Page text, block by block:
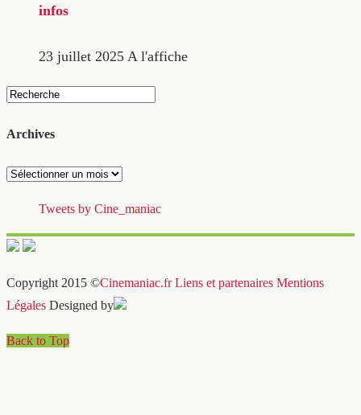
infos
23 juillet 2025 A l'affiche
Archives
Archives
Tweets by Cine_maniac
Copyright 2015 ©Cinemaniac.fr Liens et partenaires Mentions
Légales Designed by
Back to Top